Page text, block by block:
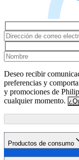
Deseo recibir
preferencias y
y promociones de
cualquier momento.
Productos de consumo